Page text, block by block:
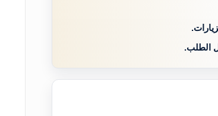
الطلب.